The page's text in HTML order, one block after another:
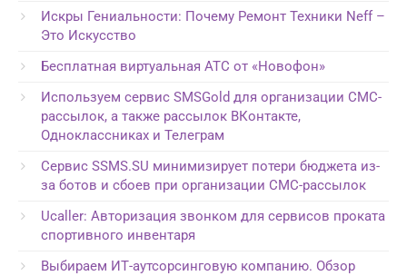
Искры Гениальности: Почему Ремонт Техники Neff –
Это Искусство
Бесплатная виртуальная АТС от «Новофон»
Используем сервис SMSGold для организации СМС-
рассылок, а также рассылок ВКонтакте,
Одноклассниках и Телеграм
Сервис SSMS.SU минимизирует потери бюджета из-
за ботов и сбоев при организации СМС-рассылок
Ucaller: Авторизация звонком для сервисов проката
спортивного инвентаря
Выбираем ИТ-аутсорсинговую компанию. Обзор